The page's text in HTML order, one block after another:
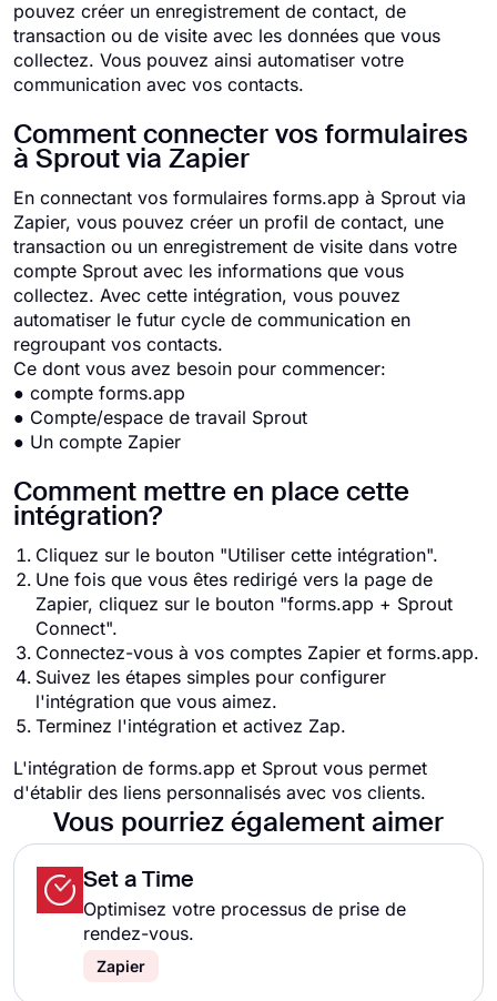
pouvez créer un enregistrement de contact, de
transaction ou de visite avec les données que vous
collectez. Vous pouvez ainsi automatiser votre
communication avec vos contacts.
Comment connecter vos formulaires
à Sprout via Zapier
En connectant vos formulaires forms.app à Sprout via
Zapier, vous pouvez créer un profil de contact, une
transaction ou un enregistrement de visite dans votre
compte Sprout avec les informations que vous
collectez. Avec cette intégration, vous pouvez
automatiser le futur cycle de communication en
regroupant vos contacts.
Ce dont vous avez besoin pour commencer:
● compte forms.app
● Compte/espace de travail Sprout
● Un compte Zapier
Comment mettre en place cette
intégration?
Cliquez sur le bouton "Utiliser cette intégration".
Une fois que vous êtes redirigé vers la page de
Zapier, cliquez sur le bouton "forms.app + Sprout
Connect".
Connectez-vous à vos comptes Zapier et forms.app.
Suivez les étapes simples pour configurer
l'intégration que vous aimez.
Terminez l'intégration et activez Zap.
L'intégration de forms.app et Sprout vous permet
d'établir des liens personnalisés avec vos clients.
Vous pourriez également aimer
Set a Time
Optimisez votre processus de prise de
rendez-vous.
Zapier